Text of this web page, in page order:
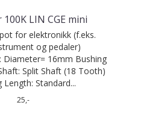
LIN CGE mini
for elektronikk (f.eks.
og pedaler)
Diameter= 16mm Bushing
Split Shaft (18 Tooth)
Length: Standard...
25,-